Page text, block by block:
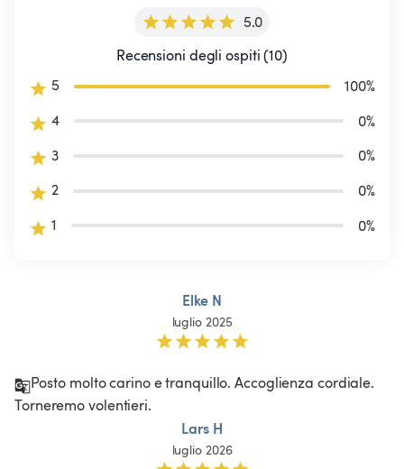
5.0
Recensioni degli ospiti (10)
5
100%
4
0%
3
0%
2
0%
1
0%
Elke N
luglio 2025
Posto molto carino e tranquillo. Accoglienza cordiale.
Torneremo volentieri.
Lars H
luglio 2026